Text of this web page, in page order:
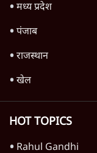
मध्य प्रदेश
पंजाब
राजस्थान
खेल
HOT TOPICS
Rahul Gandhi